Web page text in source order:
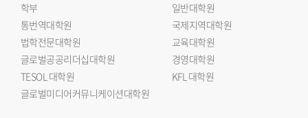
학부
일반대학원
통번역대학원
국제지역대학원
법학전문대학원
교육대학원
글로벌공공리더십대학원
경영대학원
TESOL 대학원
KFL 대학원
글로벌미디어커뮤니케이션대학원